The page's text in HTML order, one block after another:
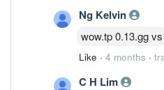
Ng Kelvin
wow.tp 0.13.gg vs
Like · 4 months ·
C H Lim